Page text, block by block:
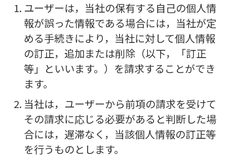
ユーザーは，当社の保有する自己の個人情
報が誤った情報である場合には，当社が定
める手続きにより，当社に対して個人情報
の訂正，追加または削除（以下，「訂正
等」といいます。）を請求することができ
ます。
当社は，ユーザーから前項の請求を受けて
その請求に応じる必要があると判断した場
合には，遅滞なく，当該個人情報の訂正等
を行うものとします。